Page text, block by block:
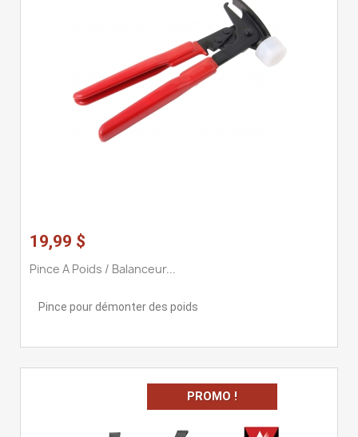
19,99 $
Pince A Poids / Balanceur...
Pince pour démonter des poids
PROMO !